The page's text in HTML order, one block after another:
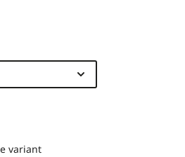
variant